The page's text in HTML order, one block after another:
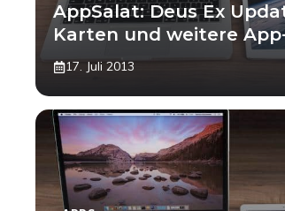
AppSalat: Deus Ex
Karten und weitere
17. Juli 2013